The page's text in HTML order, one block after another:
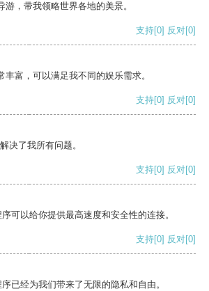
，带我领略世界各地的美景。
支持[0] 反对[0]
丰富，可以满足我不同的娱乐需求。
支持[0] 反对[0]
决了我所有问题。
支持[0] 反对[0]
可以给你提供最高速度和安全性的连接。
支持[0] 反对[0]
已经为我们带来了无限的隐私和自由。